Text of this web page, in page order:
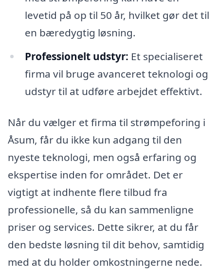
levetid på op til 50 år, hvilket gør det til
en bæredygtig løsning.
Professionelt udstyr: Et specialiseret
firma vil bruge avanceret teknologi og
udstyr til at udføre arbejdet effektivt.
Når du vælger et firma til strømpeforing i
Åsum, får du ikke kun adgang til den
nyeste teknologi, men også erfaring og
ekspertise inden for området. Det er
vigtigt at indhente flere tilbud fra
professionelle, så du kan sammenligne
priser og services. Dette sikrer, at du får
den bedste løsning til dit behov, samtidig
med at du holder omkostningerne nede.